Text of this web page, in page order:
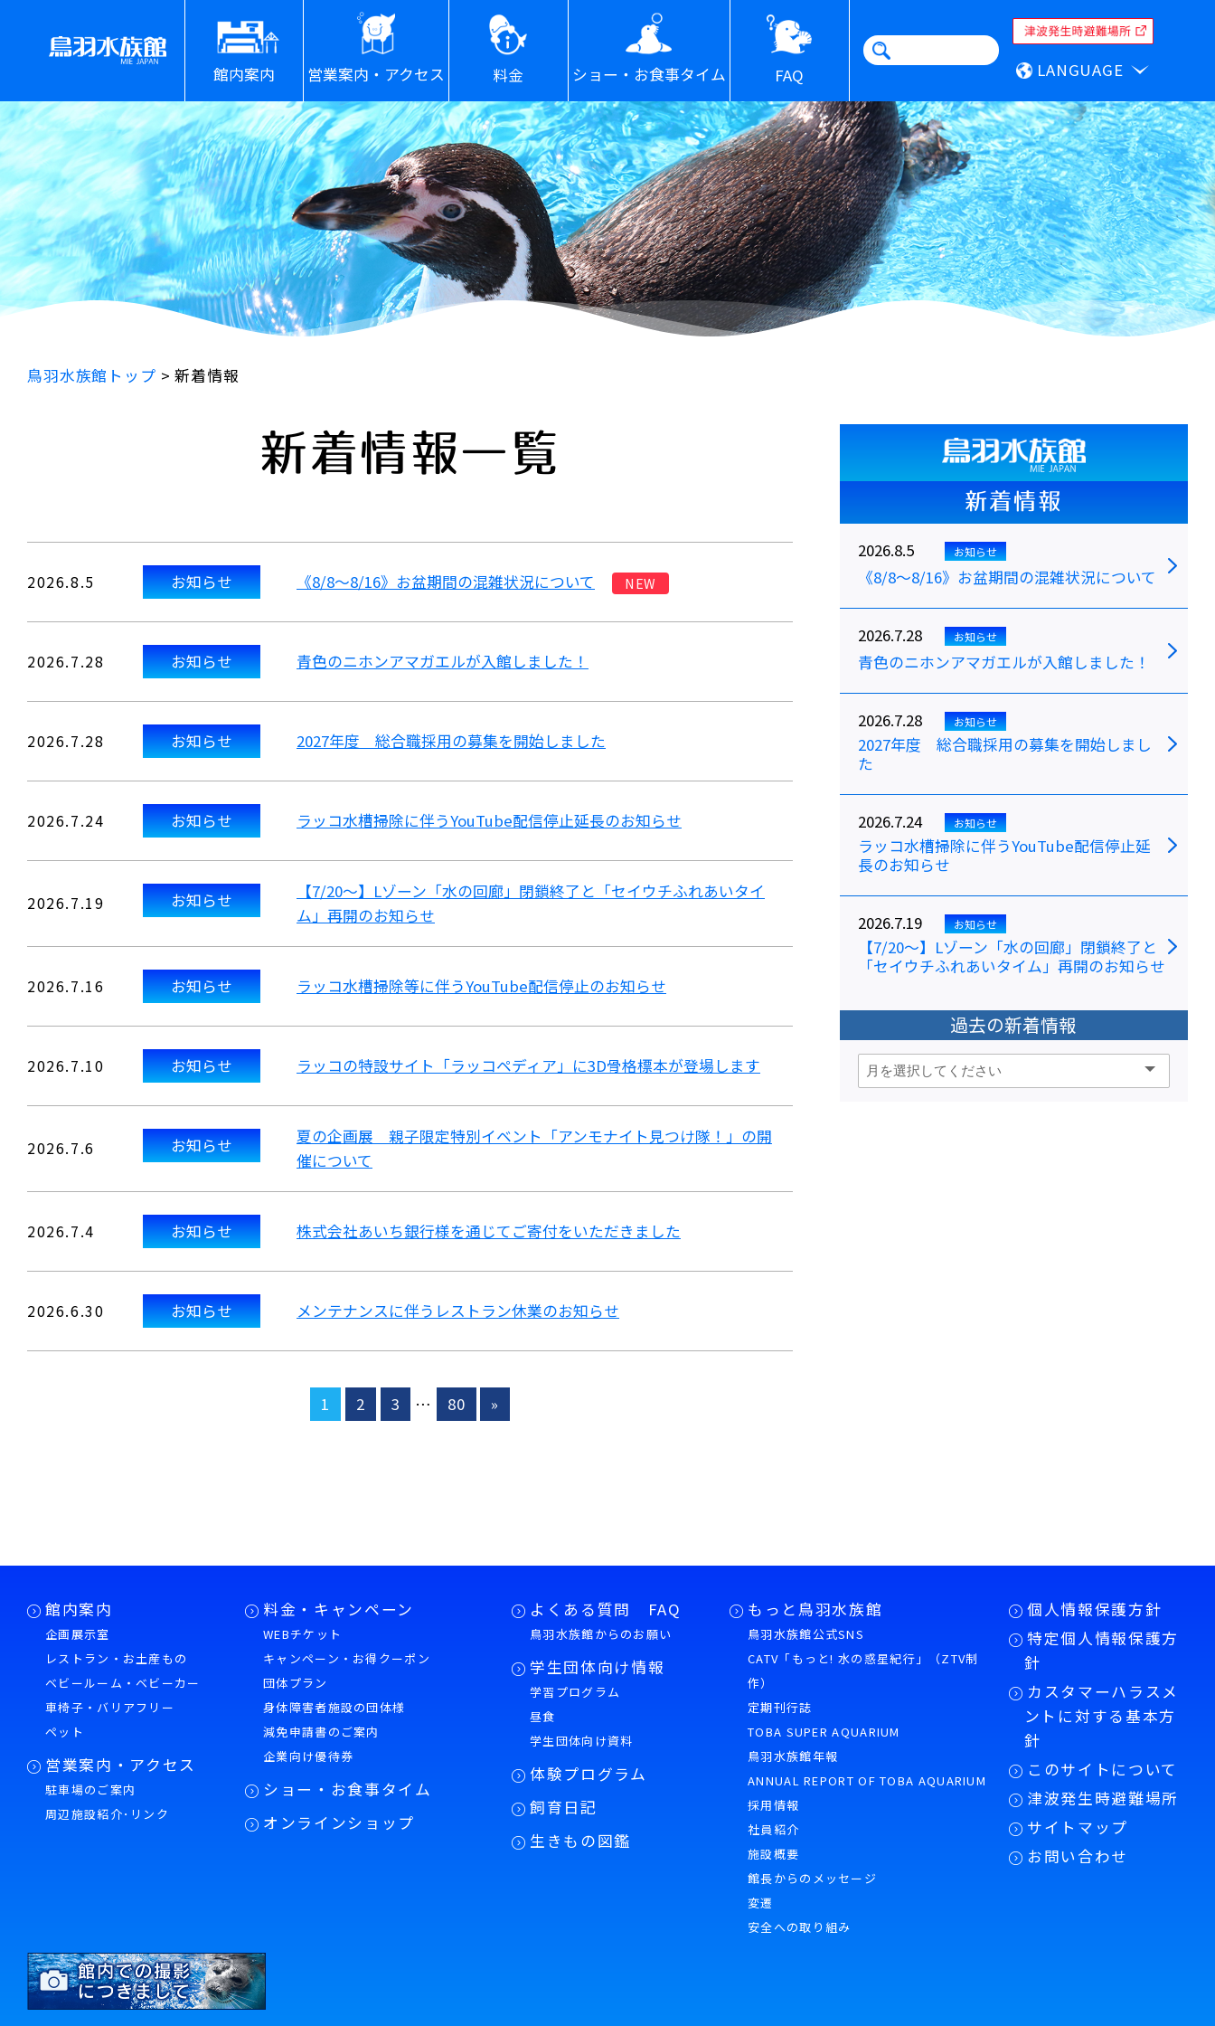
館内案内 営業案内・アクセス 料金 ショー・お食事タイム FAQ LANGUAGE
鳥羽水族館トップ >新着情報
新着情報一覧
2026.8.5 お知らせ 《8/8～8/16》お盆期間の混雑状況について NEW
2026.7.28 お知らせ 青色のニホンアマガエルが入館しました！
2026.7.28 お知らせ 2027年度 総合職採用の募集を開始しました
2026.7.24 お知らせ ラッコ水槽掃除に伴うYouTube配信停止延長のお知らせ
2026.7.19 お知らせ
【7/20～】Lゾーン「水の回廊」閉鎖終了と「セイウチふれあいタイ
ム」再開のお知らせ
2026.7.16 お知らせ ラッコ水槽掃除等に伴うYouTube配信停止のお知らせ
2026.7.10 お知らせ ラッコの特設サイト「ラッコペディア」に3D骨格標本が登場します
2026.7.6 お知らせ
夏の企画展 親子限定特別イベント「アンモナイト見つけ隊！」の開
催について
2026.7.4 お知らせ 株式会社あいち銀行様を通じてご寄付をいただきました
2026.6.30 お知らせ メンテナンスに伴うレストラン休業のお知らせ
1 2 3 … 80 »
新着情報
2026.8.5 お知らせ
《8/8～8/16》お盆期間の混雑状況について
2026.7.28 お知らせ
青色のニホンアマガエルが入館しました！
2026.7.28 お知らせ
2027年度 総合職採用の募集を開始しまし
た
2026.7.24 お知らせ
ラッコ水槽掃除に伴うYouTube配信停止延
長のお知らせ
2026.7.19 お知らせ
【7/20～】Lゾーン「水の回廊」閉鎖終了と
「セイウチふれあいタイム」再開のお知らせ
過去の新着情報
館内案内
企画展示室
レストラン・お土産もの
ベビールーム・ベビーカー
車椅子・バリアフリー
ペット
営業案内・アクセス
駐車場のご案内
周辺施設紹介･リンク
料金・キャンペーン
WEBチケット
キャンペーン・お得クーポン
団体プラン
身体障害者施設の団体様
減免申請書のご案内
企業向け優待券
ショー・お食事タイム
オンラインショップ
よくある質問 FAQ
鳥羽水族館からのお願い
学生団体向け情報
学習プログラム
昼食
学生団体向け資料
体験プログラム
飼育日記
生きもの図鑑
もっと鳥羽水族館
鳥羽水族館公式SNS
CATV「もっと! 水の惑星紀行」（ZTV制
作）
定期刊行誌
TOBA SUPER AQUARIUM
鳥羽水族館年報
ANNUAL REPORT OF TOBA AQUARIUM
採用情報
社員紹介
施設概要
館長からのメッセージ
変遷
安全への取り組み
個人情報保護方針
特定個人情報保護方
針
カスタマーハラスメ
ントに対する基本方
針
このサイトについて
津波発生時避難場所
サイトマップ
お問い合わせ